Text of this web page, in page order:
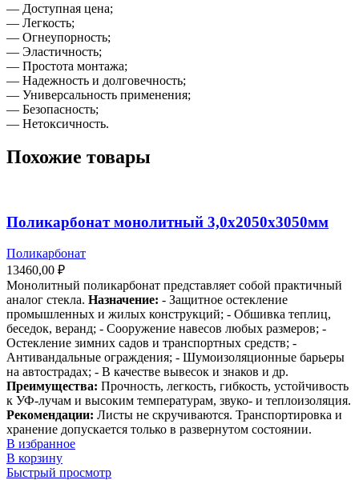
— Доступная цена;
— Легкость;
— Огнеупорность;
— Эластичность;
— Простота монтажа;
— Надежность и долговечность;
— Универсальность применения;
— Безопасность;
— Нетоксичность.
Похожие товары
Поликарбонат монолитный 3,0х2050х3050мм
Поликарбонат
13460,00 ₽
Монолитный поликарбонат представляет собой практичный
аналог стекла. Назначение: - Защитное остекление
промышленных и жилых конструкций; - Обшивка теплиц,
беседок, веранд; - Сооружение навесов любых размеров; -
Остекление зимних садов и транспортных средств; -
Антивандальные ограждения; - Шумоизоляционные барьеры
на автострадах; - В качестве вывесок и знаков и др.
Преимущества: Прочность, легкость, гибкость, устойчивость
к УФ-лучам и высоким температурам, звуко- и теплоизоляция.
Рекомендации: Листы не скручиваются. Транспортировка и
хранение допускается только в развернутом состоянии.
В избранное
В корзину
Быстрый просмотр